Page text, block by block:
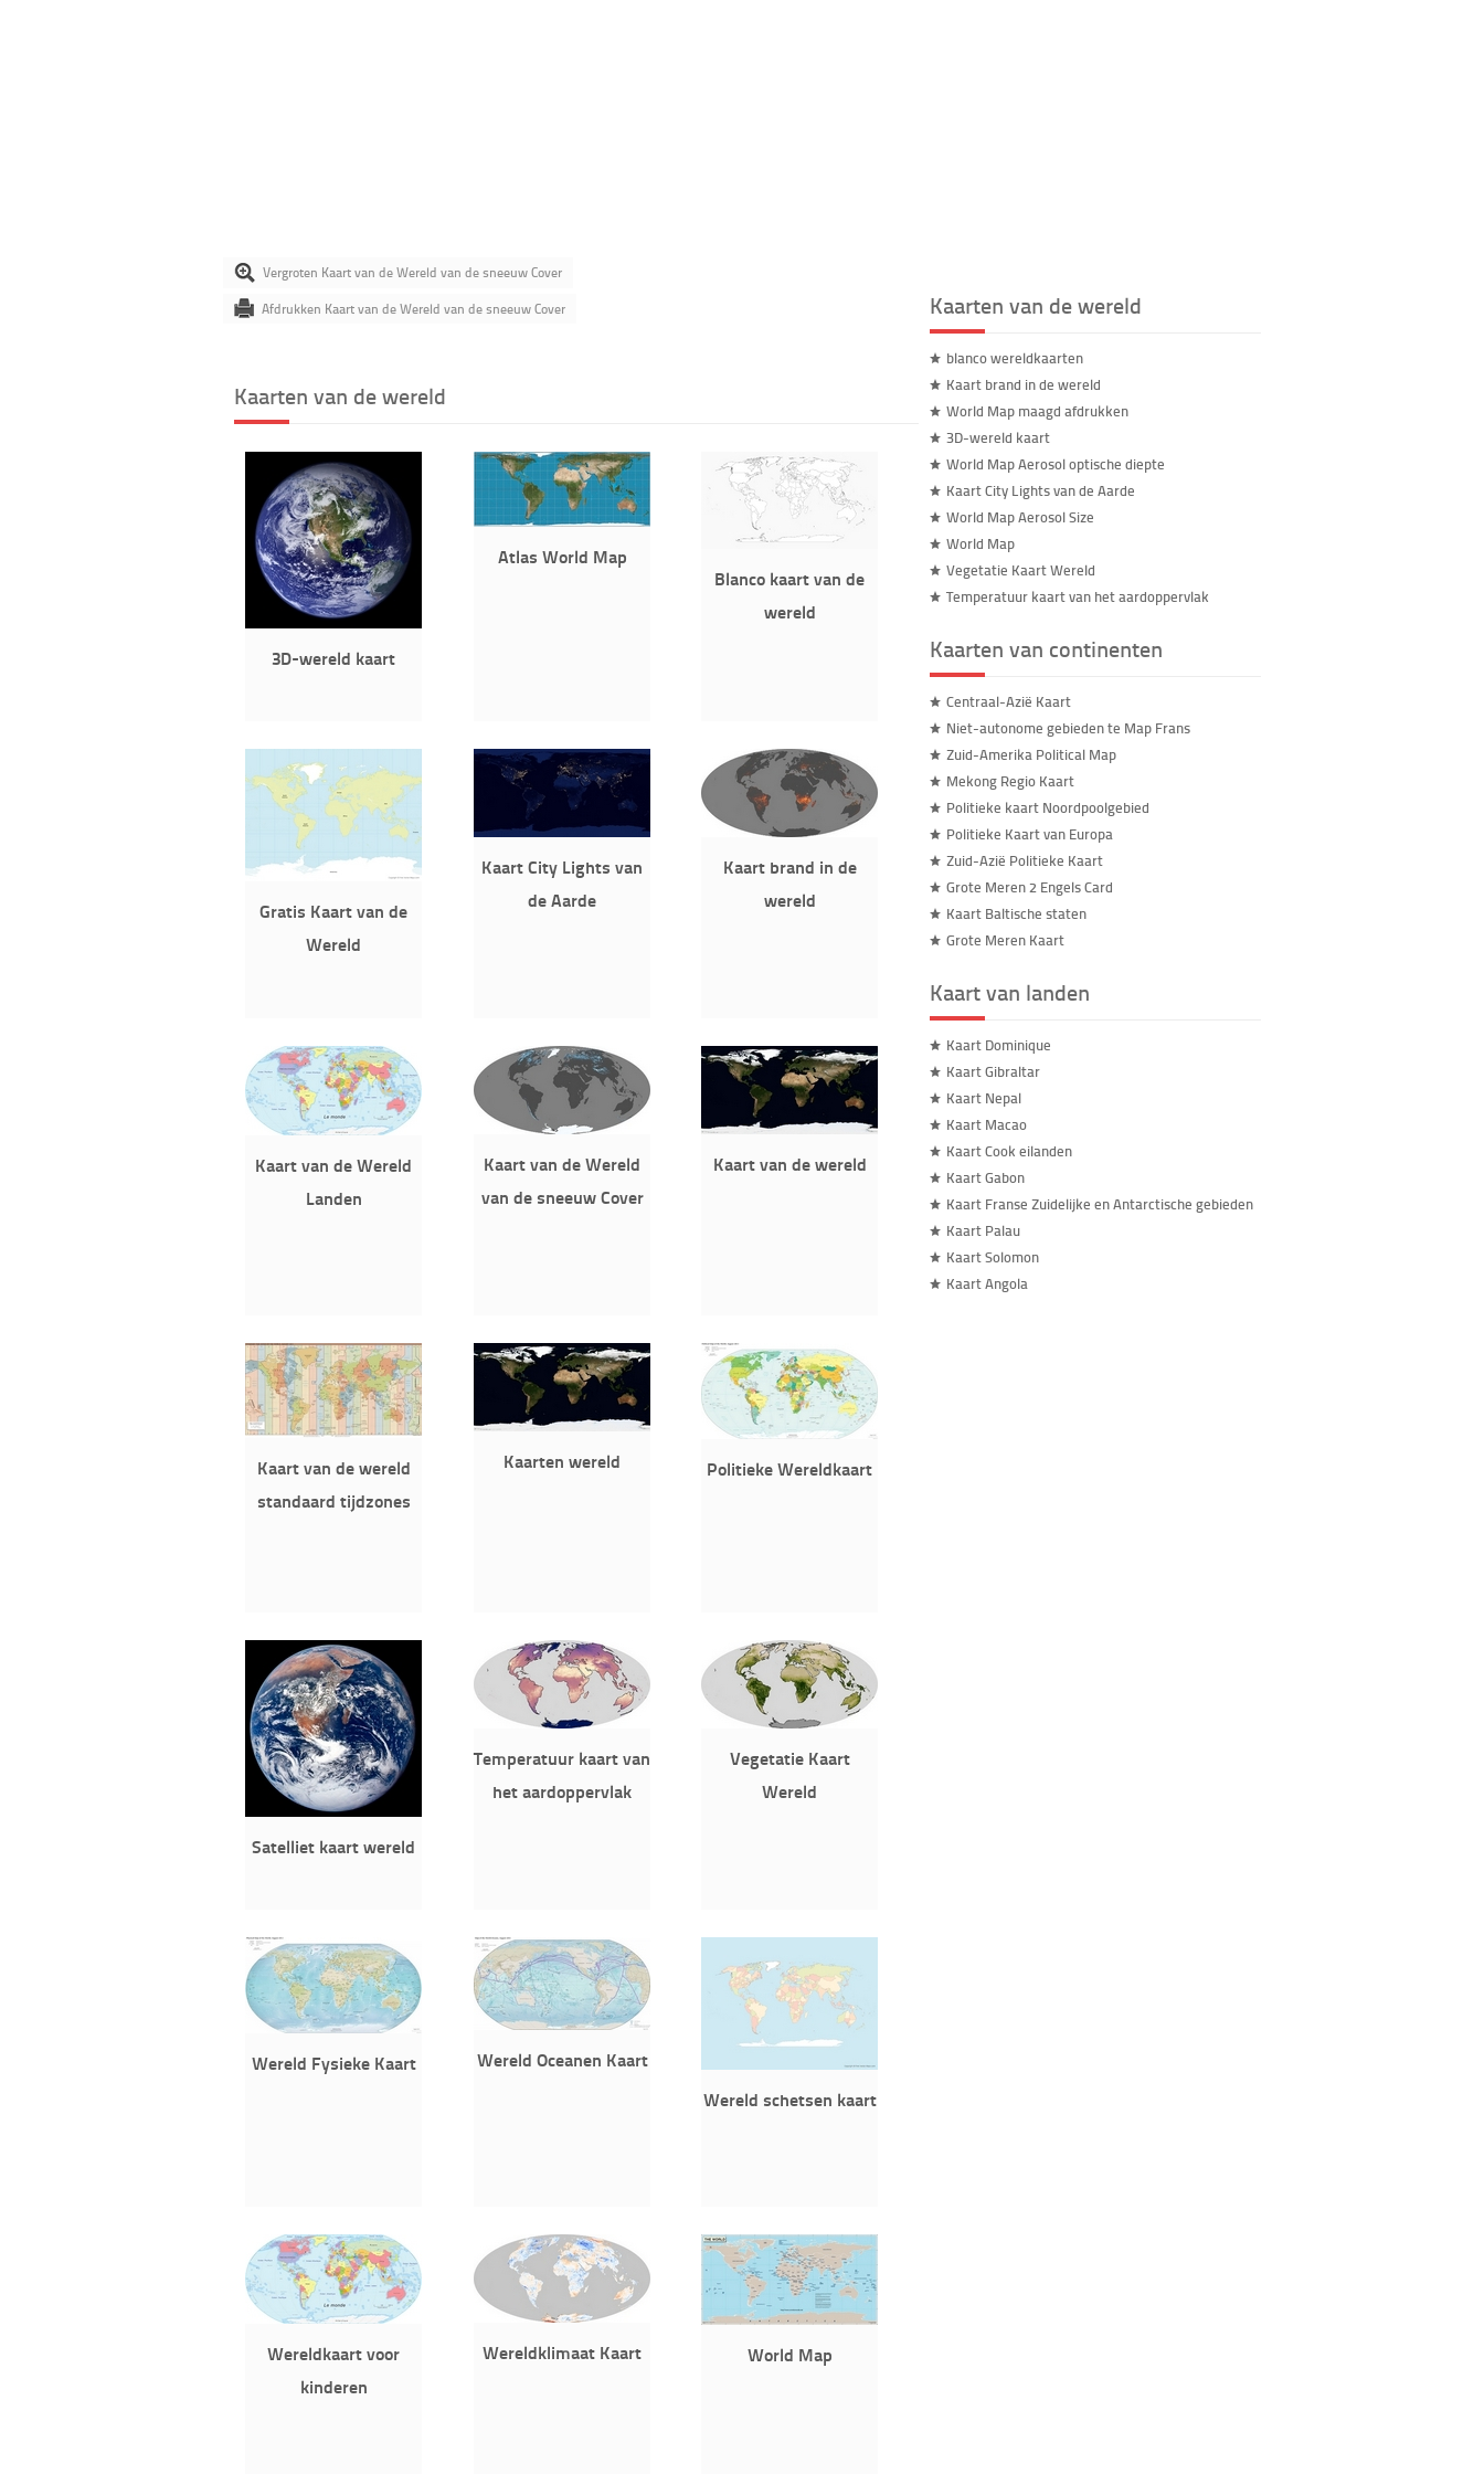
Vergroten Kaart van de Wereld van de sneeuw Cover
Afdrukken Kaart van de Wereld van de sneeuw Cover
Kaarten van de wereld
3D-wereld kaart
Atlas World Map
Blanco kaart van de
wereld
Gratis Kaart van de
Wereld
Kaart City Lights van
de Aarde
Kaart brand in de
wereld
Kaart van de Wereld
Landen
Kaart van de Wereld
van de sneeuw Cover
Kaart van de wereld
Kaart van de wereld
standaard tijdzones
Kaarten wereld Politieke Wereldkaart
Satelliet kaart wereld
Temperatuur kaart van
het aardoppervlak
Vegetatie Kaart
Wereld
Wereld Fysieke Kaart
Wereld Oceanen Kaart
Wereld schetsen kaart
Wereldkaart voor
kinderen
Wereldklimaat Kaart World Map
Kaarten van de wereld
blanco wereldkaarten
Kaart brand in de wereld
World Map maagd afdrukken
3D-wereld kaart
World Map Aerosol optische diepte
Kaart City Lights van de Aarde
World Map Aerosol Size
World Map
Vegetatie Kaart Wereld
Temperatuur kaart van het aardoppervlak
Kaarten van continenten
Centraal-Azië Kaart
Niet-autonome gebieden te Map Frans
Zuid-Amerika Political Map
Mekong Regio Kaart
Politieke kaart Noordpoolgebied
Politieke Kaart van Europa
Zuid-Azië Politieke Kaart
Grote Meren 2 Engels Card
Kaart Baltische staten
Grote Meren Kaart
Kaart van landen
Kaart Dominique
Kaart Gibraltar
Kaart Nepal
Kaart Macao
Kaart Cook eilanden
Kaart Gabon
Kaart Franse Zuidelijke en Antarctische gebieden
Kaart Palau
Kaart Solomon
Kaart Angola